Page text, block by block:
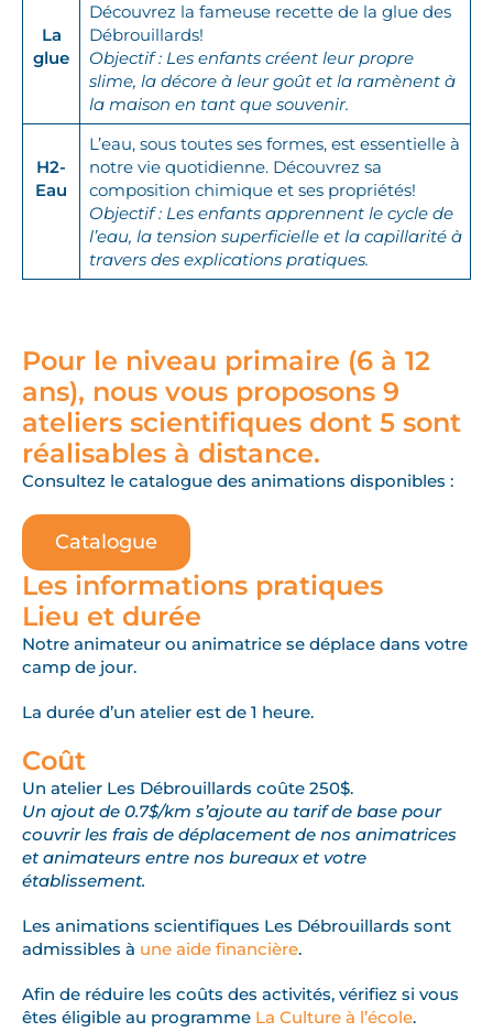
La
glue
Découvrez la fameuse recette de la glue des
Débrouillards!
Objectif : Les enfants créent leur propre
slime, la décore à leur goût et la ramènent à
la maison en tant que souvenir.
H2-
Eau
L’eau, sous toutes ses formes, est essentielle à
notre vie quotidienne. Découvrez sa
composition chimique et ses propriétés!
Objectif : Les enfants apprennent le cycle de
l’eau, la tension superficielle et la capillarité à
travers des explications pratiques.
Pour le niveau primaire (6 à 12
ans), nous vous proposons 9
ateliers scientifiques dont 5 sont
réalisables à distance.
Consultez le catalogue des animations disponibles :
Catalogue
Les informations pratiques
Lieu et durée
Notre animateur ou animatrice se déplace dans votre
camp de jour.
La durée d’un atelier est de 1 heure.
Coût
Un atelier Les Débrouillards coûte 250$.
Un ajout de 0.7$/km s’ajoute au tarif de base pour
couvrir les frais de déplacement de nos animatrices
et animateurs entre nos bureaux et votre
établissement.
Les animations scientifiques Les Débrouillards sont
admissibles à une aide financière.
Afin de réduire les coûts des activités, vérifiez si vous
êtes éligible au programme La Culture à l’école.